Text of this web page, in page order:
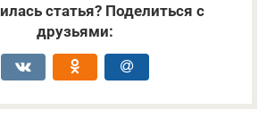
статья? Поделиться с
друзьями: